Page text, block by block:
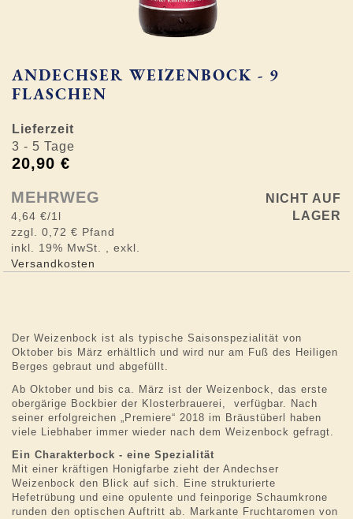
ANDECHSER WEIZENBOCK - 9
FLASCHEN
Lieferzeit
3 - 5 Tage
20,90 €
MEHRWEG
4,64 €/1l
0,72 €
inkl. 19% MwSt.
exkl.
Versandkosten
NICHT AUF
LAGER
Der Weizenbock ist als typische Saisonspezialität von
Oktober bis März erhältlich und wird nur am Fuß des Heiligen
Berges gebraut und abgefüllt.
Ab Oktober und bis ca. März ist der Weizenbock, das erste
obergärige Bockbier der Klosterbrauerei, verfügbar. Nach
seiner erfolgreichen „Premiere“ 2018 im Bräustüberl haben
viele Liebhaber immer wieder nach dem Weizenbock gefragt.
Ein Charakterbock - eine Spezialität
Mit einer kräftigen Honigfarbe zieht der Andechser
Weizenbock den Blick auf sich. Eine strukturierte
Hefetrübung und eine opulente und feinporige Schaumkrone
runden den optischen Auftritt ab. Markante Fruchtaromen von
Anfang
der
springen